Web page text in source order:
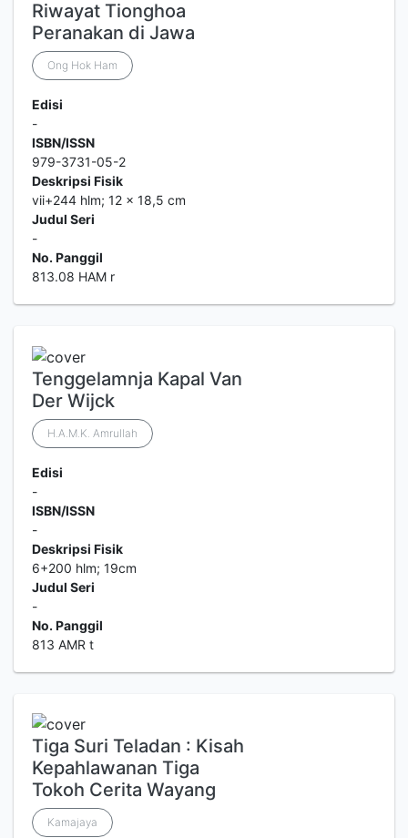
Riwayat Tionghoa
Peranakan di Jawa
Ong Hok Ham
Edisi
-
ISBN/ISSN
979-3731-05-2
Deskripsi Fisik
vii+244 hlm; 12 x 18,5 cm
Judul Seri
-
No. Panggil
813.08 HAM r
Tenggelamnja Kapal Van
Der Wijck
H.A.M.K. Amrullah
Edisi
-
ISBN/ISSN
-
Deskripsi Fisik
6+200 hlm; 19cm
Judul Seri
-
No. Panggil
813 AMR t
Tiga Suri Teladan : Kisah
Kepahlawanan Tiga
Tokoh Cerita Wayang
Kamajaya